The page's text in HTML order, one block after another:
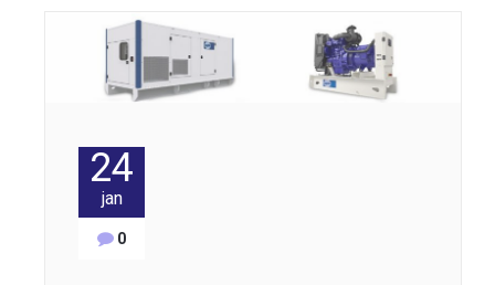
24
jan
0